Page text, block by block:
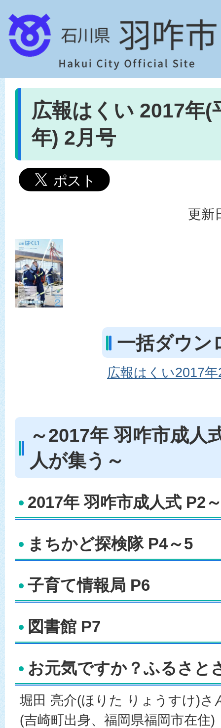
広報はくい 2017年(
年) 2月号
更新
一括ダウン
広報はくい2017
～2017年 羽咋市成人
人が集う～
2017年 羽咋市成人式 P2
まちかど探検隊 P4～5
子育て情報局 P6
図書館 P7
お元気ですか？ふるさと
堀田 亮介(ほりた りょうすけ)さ
(吉崎町出身、福岡県福岡市在住)